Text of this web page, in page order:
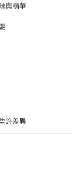
與精華
許差異